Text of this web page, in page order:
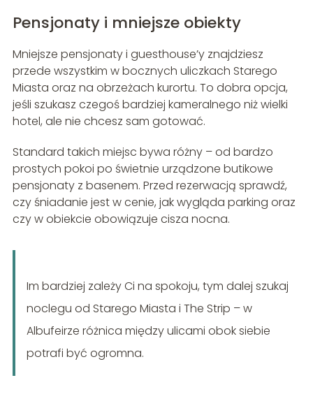
Pensjonaty i mniejsze obiekty
Mniejsze pensjonaty i guesthouse’y znajdziesz
przede wszystkim w bocznych uliczkach Starego
Miasta oraz na obrzeżach kurortu. To dobra opcja,
jeśli szukasz czegoś bardziej kameralnego niż wielki
hotel, ale nie chcesz sam gotować.
Standard takich miejsc bywa różny – od bardzo
prostych pokoi po świetnie urządzone butikowe
pensjonaty z basenem. Przed rezerwacją sprawdź,
czy śniadanie jest w cenie, jak wygląda parking oraz
czy w obiekcie obowiązuje cisza nocna.
Im bardziej zależy Ci na spokoju, tym dalej szukaj
noclegu od Starego Miasta i The Strip – w
Albufeirze różnica między ulicami obok siebie
potrafi być ogromna.